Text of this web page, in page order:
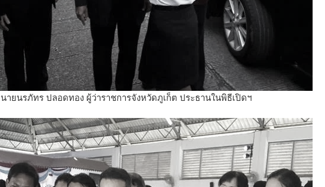
ายนรภัทร ปลอดทอง ผู้ว่าราชการจังหวัดภูเก็ต ประธานในพิธีเปิดฯ